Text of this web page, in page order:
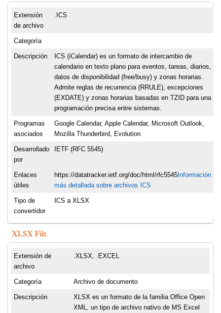
Extensión
de archivo
.ICS
Categoría
Descripción
ICS (iCalendar) es un formato de intercambio de
calendario en texto plano para eventos, tareas, diarios,
datos de disponibilidad (free/busy) y zonas horarias.
Admite reglas de recurrencia (RRULE), excepciones
(EXDATE) y zonas horarias basadas en TZID para una
programación precisa entre sistemas.
Programas
asociados
Google Calendar, Apple Calendar, Microsoft Outlook,
Mozilla Thunderbird, Evolution
Desarrollado
por
IETF (RFC 5545)
Enlaces
útiles
https://datatracker.ietf.org/doc/html/rfc5545 Información
más detallada sobre archivos ICS
Tipo de
convertidor
ICS a XLSX
XLSX File
Extensión de
archivo
.XLSX, .EXCEL
Categoría Archivo de documento
Descripción
XLSX es un formato de la familia Office Open
XML, un tipo de archivo nativo de MS Excel